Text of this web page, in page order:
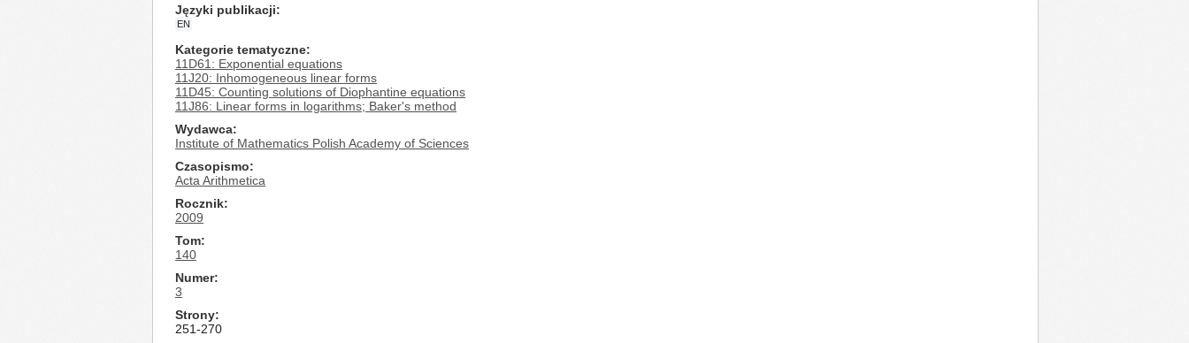
Języki publikacji
EN
Kategorie tematyczne
11D61: Exponential equations
11J20: Inhomogeneous linear forms
11D45: Counting solutions of Diophantine equations
11J86: Linear forms in logarithms; Baker's method
Wydawca
Institute of Mathematics Polish Academy of Sciences
Czasopismo
Acta Arithmetica
Rocznik
2009
Tom
140
Numer
3
Strony
251-270